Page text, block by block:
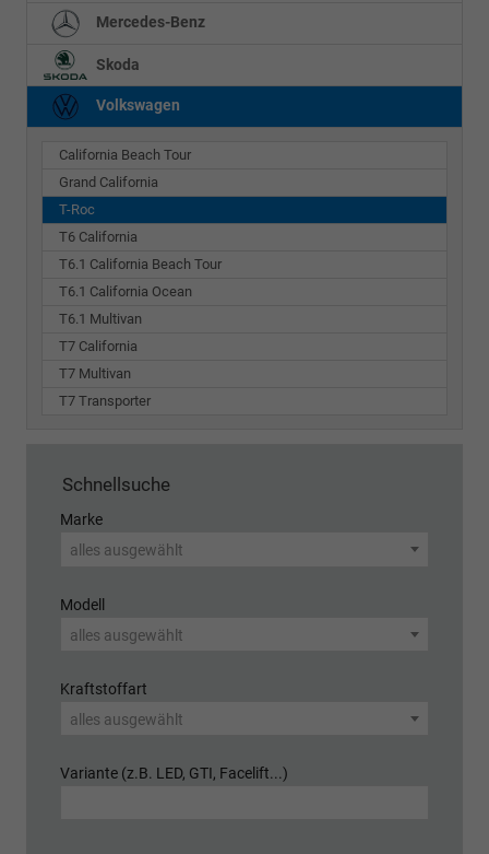
Mercedes-Benz
Skoda
Volkswagen
California Beach Tour
Grand California
T-Roc
T6 California
T6.1 California Beach Tour
T6.1 California Ocean
T6.1 Multivan
T7 California
T7 Multivan
T7 Transporter
Schnellsuche
Marke
alles ausgewählt
Modell
alles ausgewählt
Kraftstoffart
alles ausgewählt
Variante (z.B. LED, GTI, Facelift...)